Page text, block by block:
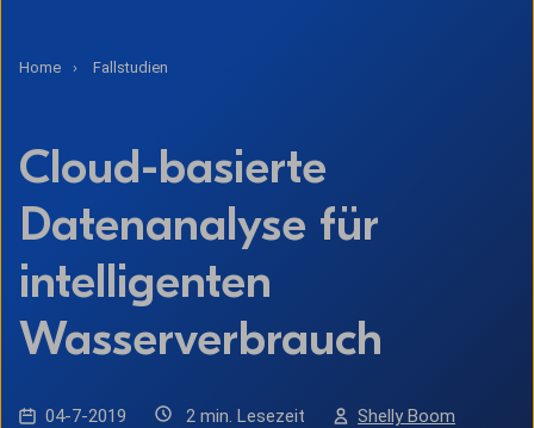
Home Fallstudien
Cloud-basierte
Datenanalyse für
intelligenten
Wasserverbrauch
04-7-2019 2 min. Lesezeit Shelly Boom